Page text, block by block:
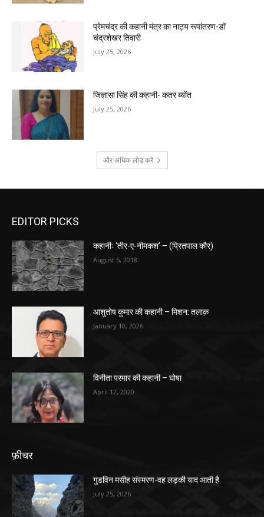
प्रेमचंद्र की कहानी मंत्र का नाट्य रूपांतरण-डॉ
चंद्रशेखर तिवारी
July 25, 2026
जिज्ञासा सिंह की कहानी- कतर ब्योंत
July 25, 2026
और अधिक लोड करें
EDITOR PICKS
कहानीः ‘तीर-ए-नीमकश’ – (प्रितपाल कौर)
August 5, 2018
आशुतोष कुमार की कहानी – मिशन: तलाक़
January 10, 2026
विनीता परमार की कहानी – घोषा
April 12, 2020
फ़ीचर
गुडविन मसीह संस्मरण-वह लड़की याद आती है
July 25, 2026